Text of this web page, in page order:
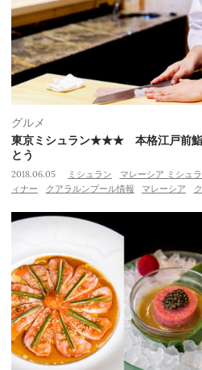
グルメ
東京ミシュラン★★★ 本格江戸前鮨
とう
2018.06.05 ミシュラン マレーシア ミシュ
ィナー
クアラルンプール情報 マレーシア